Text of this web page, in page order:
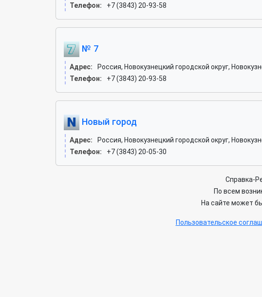
Телефон:
+7 (3843) 20-93-58
№ 7
Адрес:
Россия, Новокузнецкий городской округ,
Телефон:
+7 (3843) 20-93-58
Новый город
Адрес:
Россия, Новокузнецкий городской округ,
Телефон:
+7 (3843) 20-05-30
Справка-
По всем
На сайте может
Пользовательское